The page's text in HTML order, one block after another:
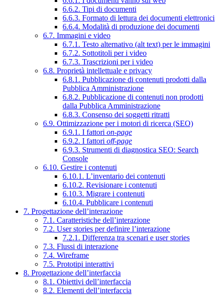
6.6.2. Tipi di documenti
6.6.3. Formato di lettura dei documenti elettronici
6.6.4. Modalità di produzione dei documenti
6.7. Immagini e video
6.7.1. Testo alternativo (alt text) per le immagini
6.7.2. Sottotitoli per i video
6.7.3. Trascrizioni per i video
6.8. Proprietà intellettuale e privacy
6.8.1. Pubblicazione di contenuti prodotti dalla
Pubblica Amministrazione
6.8.2. Pubblicazione di contenuti non prodotti
dalla Pubblica Amministrazione
6.8.3. Consenso dei soggetti ritratti
6.9. Ottimizzazione per i motori di ricerca (SEO)
6.9.1. I fattori on-page
6.9.2. I fattori off-page
6.9.3. Strumenti di diagnostica SEO: Search
Console
6.10. Gestire i contenuti
6.10.1. L’inventario dei contenuti
6.10.2. Revisionare i contenuti
6.10.3. Migrare i contenuti
6.10.4. Pubblicare i contenuti
7. Progettazione dell’interazione
7.1. Caratteristiche dell’interazione
7.2. User stories per definire l’interazione
7.2.1. Differenza tra scenari e user stories
7.3. Flussi di interazione
7.4. Wireframe
7.5. Prototipi interattivi
8. Progettazione dell’interfaccia
8.1. Obiettivi dell’interfaccia
8.2. Elementi dell’interfaccia